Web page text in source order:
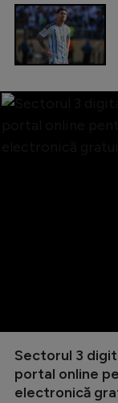
Sectorul 3
portal online
electronică